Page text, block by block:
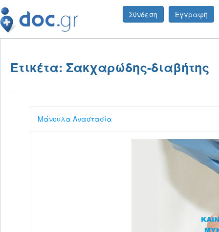
Σύνδεση Εγγραφή
Ετικέτα: Σακχαρώδης-διαβήτης
Μάνουλα Αναστασία